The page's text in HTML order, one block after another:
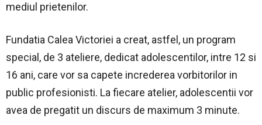
mediul prietenilor.
Fundatia Calea Victoriei a creat, astfel, un program
special, de 3 ateliere, dedicat adolescentilor, intre 12 si
16 ani, care vor sa capete increderea vorbitorilor in
public profesionisti. La fiecare atelier, adolescentii vor
avea de pregatit un discurs de maximum 3 minute.